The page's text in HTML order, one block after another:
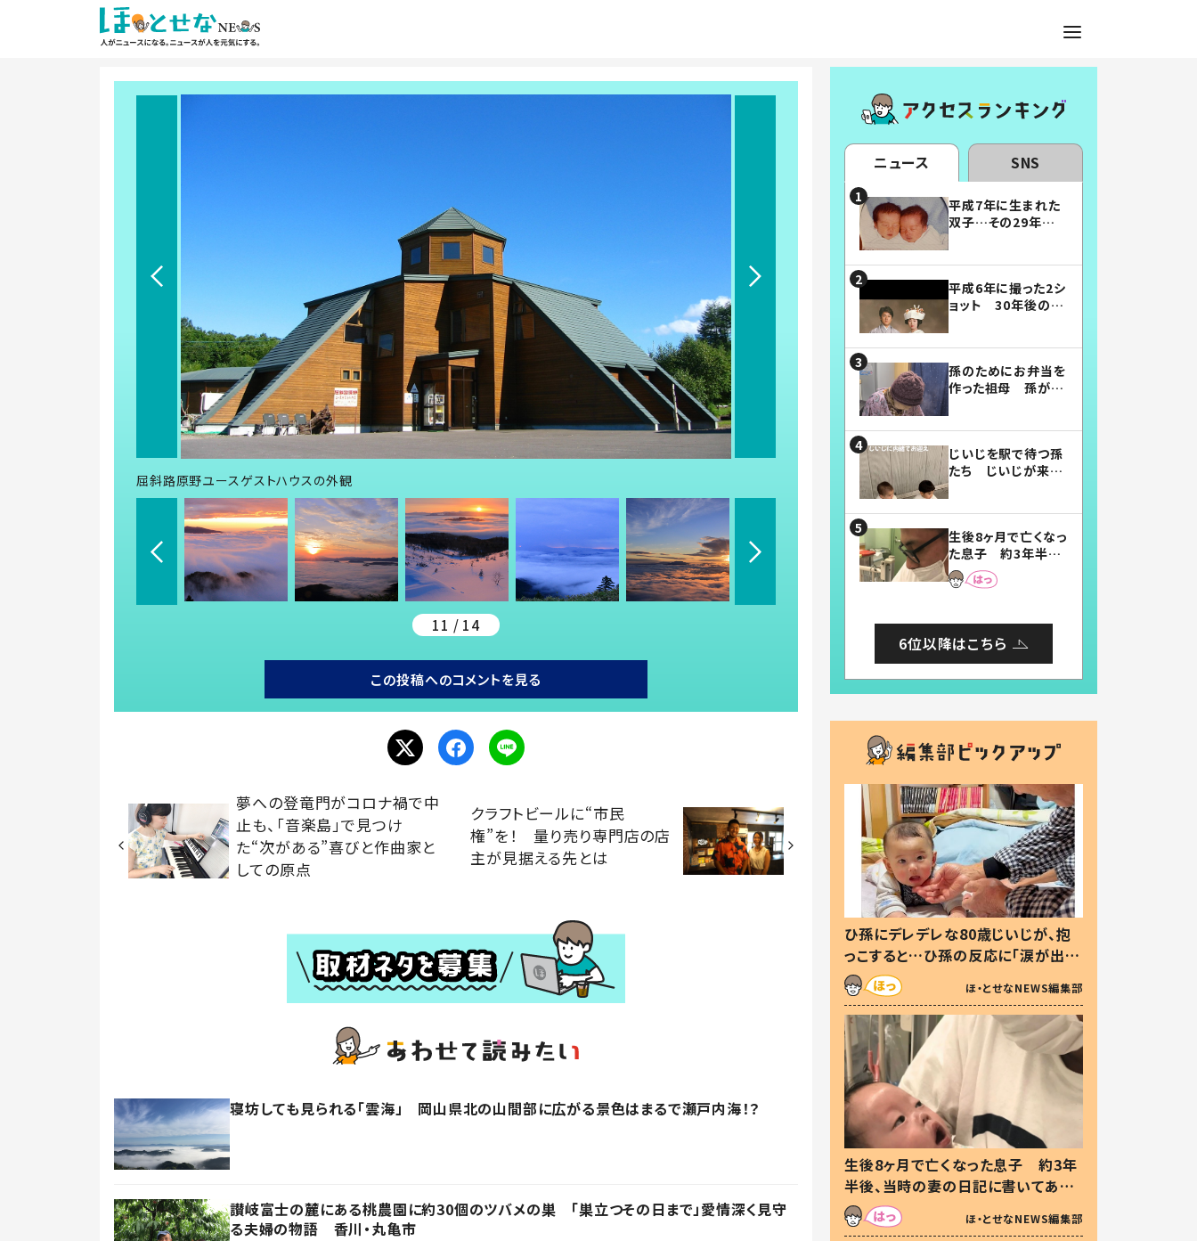
屈斜路原野ユースゲストハウスの外観
11 / 14
この投稿へのコメントを見る
夢への登竜門がコロナ禍で中
止も、「音楽島」で見つけ
た“次がある”喜びと作曲家と
しての原点
クラフトビールに“市民
権”を！ 量り売り専門店の店
主が見据える先とは
寝坊しても見られる「雲海」 岡山県北の山間部に広がる景色はまるで瀬戸内海！？
讃岐富士の麓にある桃農園に約30個のツバメの巣 「巣立つその日まで」愛情深く見守
る夫婦の物語 香川・丸亀市
ニュース SNS
平成7年に生まれた
双子…その29年後
平成6年に撮った2シ
ョット 30年後の姿
孫のためにお弁当を
作った祖母 孫が絶
じいじを駅で待つ孫
たち じいじが来た
まらない」「幸せにな
れる」
生後8ヶ月で亡くなっ
た息子 約3年半
後、当時の妻の日記
に書いてあった本音
6位以降はこちら
ひ孫にデレデレな80歳じいじが、抱
っこすると…ひ孫の反応に「涙が出ま
した」「可愛くて仕方ない」
ほ・とせなNEWS編集部
生後8ヶ月で亡くなった息子 約3年
半後、当時の妻の日記に書いてあっ
た本音とは
ほ・とせなNEWS編集部